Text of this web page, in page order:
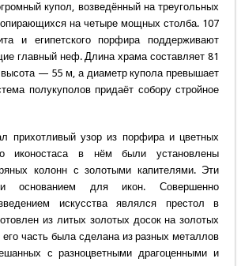
купол, возведённый на треугольных
опирающихся на четыре мощных столба. 107
и египетского порфира поддерживают
главный неф. Длина храма составляет 81
— 55 м, а диаметр купола превышает
полукуполов придаёт собору стройное
прихотливый узор из порфира и цветных
иконостаса в нём были установлены
колонн с золотыми капителями. Эти
основанием для икон. Совершенно
искусства являлся престол в
из литых золотых досок на золотых
его часть была сделана из разных металлов
с разноцветными драгоценными и